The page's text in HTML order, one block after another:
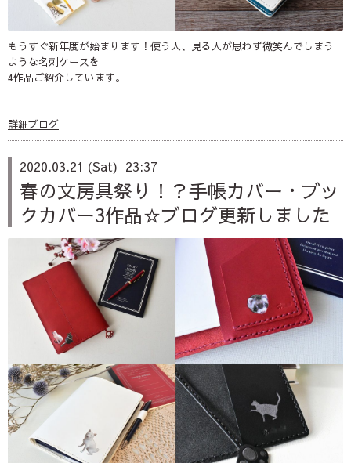
もうすぐ新年度が始まります！使う人、見る人が思わず微笑んでしまう
ような名刺ケースを
4作品ご紹介しています。
詳細ブログ
2020.03.21 (Sat) 23:37
春の文房具祭り！？手帳カバー・ブッ
クカバー3作品☆ブログ更新しました